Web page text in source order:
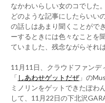
なかわいらしい女のコでした
どのような記事にしたらいい
の話しはあまり聞くことがで
ーするときには色々なことを
ていました、残念ながらそれ
11月11日、クラウドファンデ
「 しあわせゲットだぜ」の
ミノリンをゲットできたぽわ
して、11月22日の下北沢